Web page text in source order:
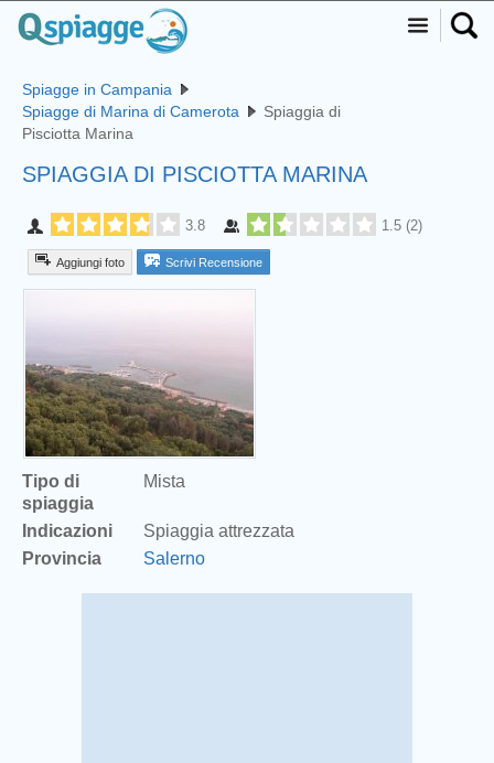
Spiagge in Campania
Spiagge di Marina di Camerota
Spiaggia di
Pisciotta Marina
SPIAGGIA DI PISCIOTTA MARINA
3.8 1.5 (2)
Aggiungi foto Scrivi Recensione
Tipo di
spiaggia
Mista
Indicazioni
Spiaggia attrezzata
Provincia
Salerno